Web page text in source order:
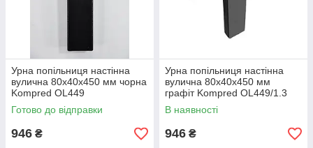
Урна попільниця настінна
вулична 80х40х450 мм чорна
Kompred OL449
Готово до відправки
946 ₴
Урна попільниця настінна
вулична 80х40х450 мм
графіт Kompred OL449/1.3
В наявності
946 ₴